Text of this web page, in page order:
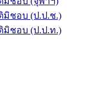
มิชอบ (ป.ป.ช.)
มิชอบ (ป.ป.ท.)